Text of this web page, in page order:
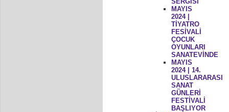
MAYIS
2024 |
TİYATRO
FESİVALİ
ÇOCUK
OYUNLARI
SANATEVİNDE
MAYIS
2024 | 14.
ULUSLARARASI
SANAT
GÜNLERİ
FESTİVALİ
BAŞLIYOR